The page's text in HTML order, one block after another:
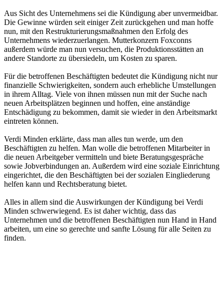
Aus Sicht des Unternehmens sei die Kündigung aber unvermeidbar.
Die Gewinne würden seit einiger Zeit zurückgehen und man hoffe
nun, mit den Restrukturierungsmaßnahmen den Erfolg des
Unternehmens wiederzuerlangen. Mutterkonzern Foxconns
außerdem würde man nun versuchen, die Produktionsstätten an
andere Standorte zu übersiedeln, um Kosten zu sparen.
Für die betroffenen Beschäftigten bedeutet die Kündigung nicht nur
finanzielle Schwierigkeiten, sondern auch erhebliche Umstellungen
in ihrem Alltag. Viele von ihnen müssen nun mit der Suche nach
neuen Arbeitsplätzen beginnen und hoffen, eine anständige
Entschädigung zu bekommen, damit sie wieder in den Arbeitsmarkt
eintreten können.
Verdi Minden erklärte, dass man alles tun werde, um den
Beschäftigten zu helfen. Man wolle die betroffenen Mitarbeiter in
die neuen Arbeitgeber vermitteln und biete Beratungsgespräche
sowie Jobverbindungen an. Außerdem wird eine soziale Einrichtung
eingerichtet, die den Beschäftigten bei der sozialen Eingliederung
helfen kann und Rechtsberatung bietet.
Alles in allem sind die Auswirkungen der Kündigung bei Verdi
Minden schwerwiegend. Es ist daher wichtig, dass das
Unternehmen und die betroffenen Beschäftigten nun Hand in Hand
arbeiten, um eine so gerechte und sanfte Lösung für alle Seiten zu
finden.